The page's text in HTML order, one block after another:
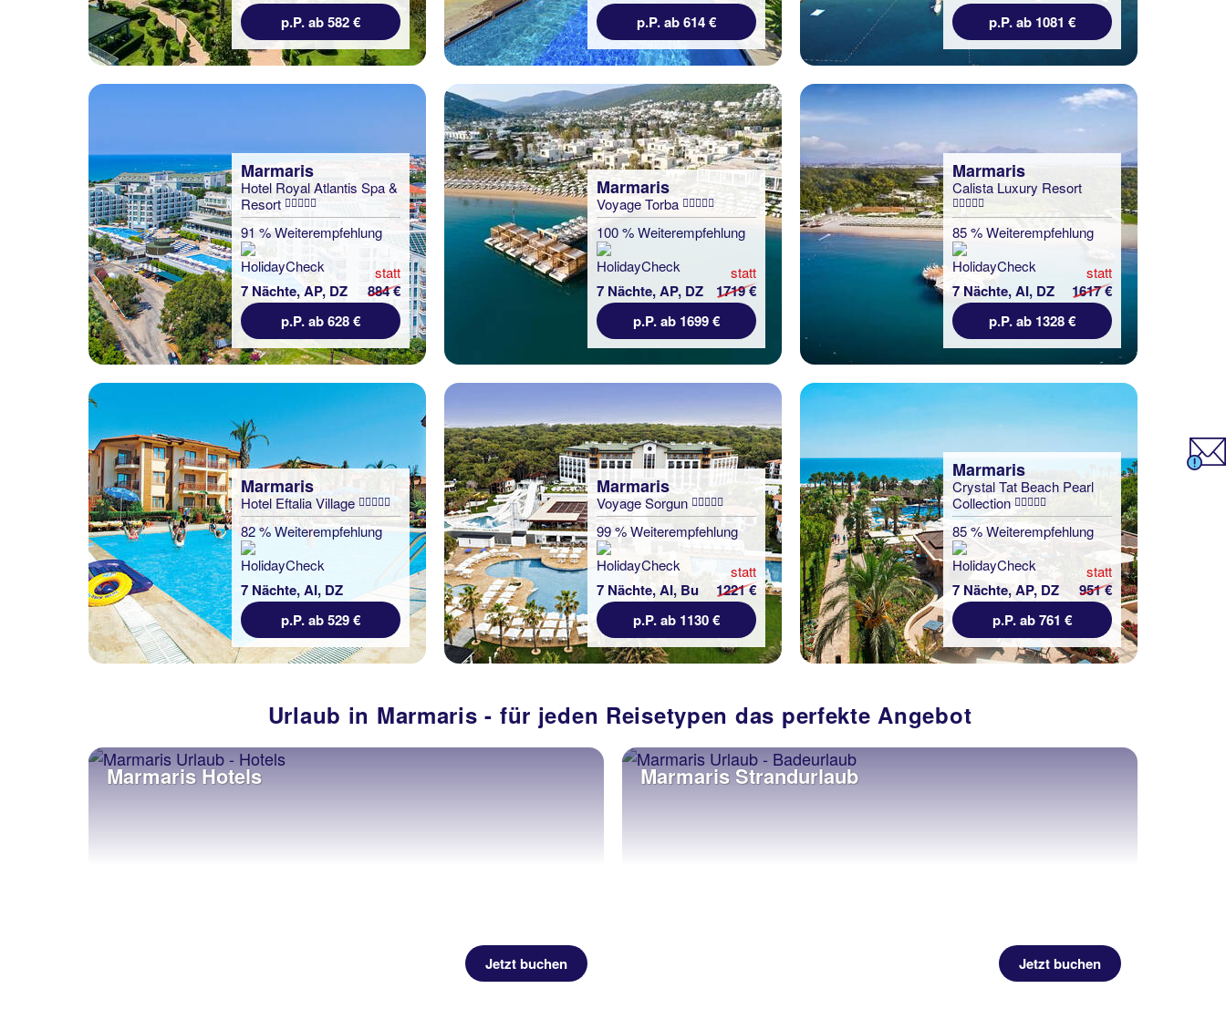
p.P. ab 582 €
p.P. ab 614 €
p.P. ab 1081 €
Marmaris
Hotel Royal Atlantis Spa &
Resort
91 % Weiterempfehlung
7 Nächte, AP, DZ
statt
884 €
p.P. ab 628 €
Marmaris
Voyage Torba
100 % Weiterempfehlung
7 Nächte, AP, DZ
statt
1719 €
p.P. ab 1699 €
Marmaris
Calista Luxury Resort
85 % Weiterempfehlung
7 Nächte, AI, DZ
statt
1617 €
p.P. ab 1328 €
Marmaris
Hotel Eftalia Village
82 % Weiterempfehlung
7 Nächte, AI, DZ
p.P. ab 529 €
Marmaris
Voyage Sorgun
99 % Weiterempfehlung
7 Nächte, AI, Bu
statt
1221 €
p.P. ab 1130 €
Marmaris
Crystal Tat Beach Pearl
Collection
85 % Weiterempfehlung
7 Nächte, AP, DZ
statt
951 €
p.P. ab 761 €
Urlaub in Marmaris - für jeden Reisetypen das perfekte Angebot
Marmaris Hotels
Jetzt buchen
Marmaris Strandurlaub
Jetzt buchen